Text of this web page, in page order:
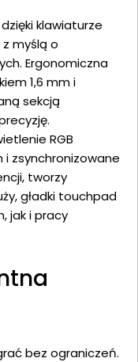
klawiaturze
myślą o
Ergonomiczna
1,6 mm i
sekcją
RGB
zsynchronizowane
tworzy
gładki touchpad
jak i pracy
bez ograniczeń.